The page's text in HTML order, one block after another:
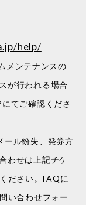
help/
メンテナンスの
が行われる場合
てご確認くださ
ール紛失、発券方
わせは上記チケ
ださい。FAQに
い合わせフォー